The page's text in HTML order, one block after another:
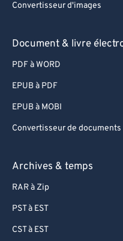
Convertisseur d'images
Document & livre
PDF à WORD
EPUB à PDF
EPUB à MOBI
Convertisseur de documents
Archives & temps
RAR à Zip
PST à EST
CST à EST